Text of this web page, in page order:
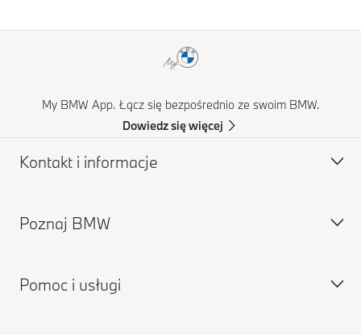
My BMW App. Łącz się bezpośrednio ze swoim BMW.
Dowiedz się więcej
Kontakt i informacje
Obsługa klienta
Znajdź partnera BMW
Poznaj BMW
O nas
Pomoc i usługi